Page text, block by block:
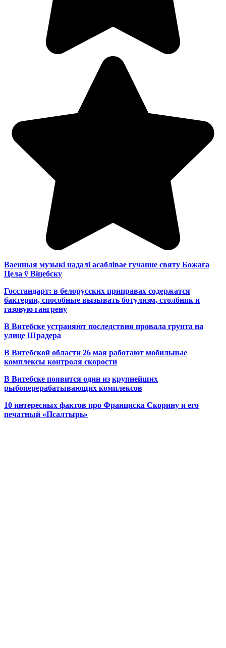
Ваенныя музыкі надалі асаблівае гучанне святу Божага
Цела ў Віцебску
Госстандарт: в белорусских приправах содержатся
бактерии, способные вызывать ботулизм, столбняк и
газовую гангрену
В Витебске устраняют последствия провала грунта на
улице Шрадера
В Витебской области 26 мая работают мобильные
комплексы контроля скорости
В Витебске появится один из крупнейших
рыбоперерабатывающих комплексов
10 интересных фактов про Франциска Скорину и его
печатный «Псалтырь»